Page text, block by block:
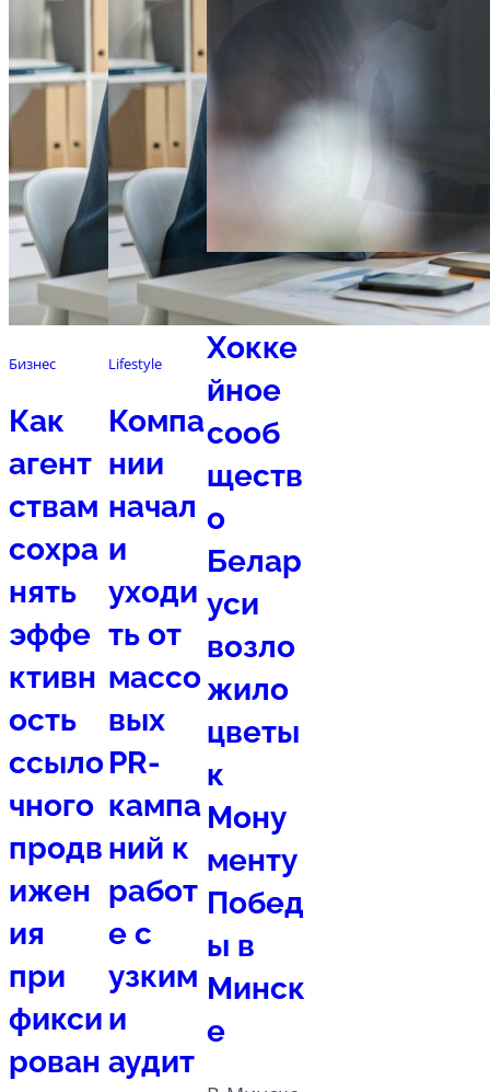
Бизнес
Как
агент
ствам
сохра
нять
эффе
ктивн
ость
ссыло
чного
продв
ижен
ия
при
фикси
рован
Lifestyle
Компа
нии
начал
и
уходи
ть от
массо
вых
PR-
кампа
ний к
работ
е с
узким
и
аудит
Спорт
Хокке
йное
сооб
ществ
о
Белар
уси
возло
жило
цветы
к
Мону
менту
Побед
ы в
Минск
е